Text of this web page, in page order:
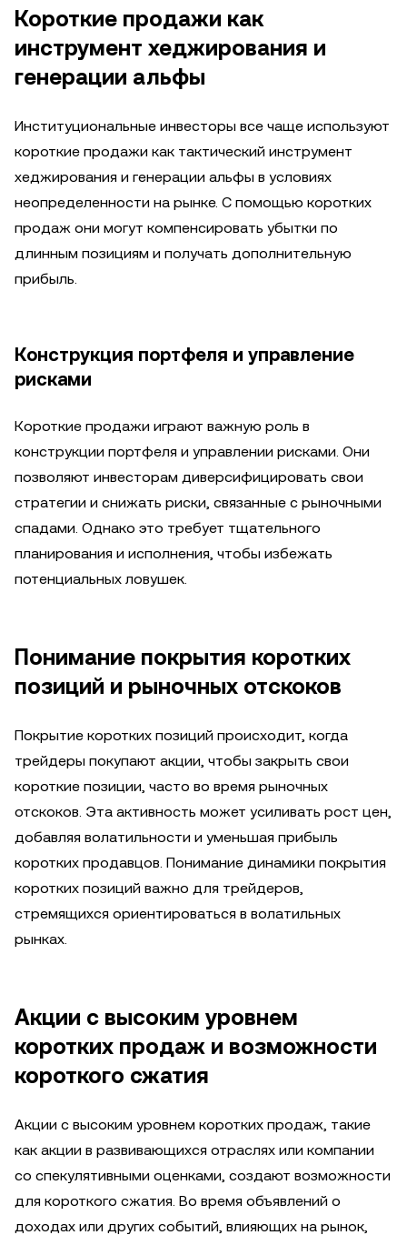
Короткие продажи как
инструмент хеджирования и
генерации альфы
Институциональные инвесторы все чаще используют
короткие продажи как тактический инструмент
хеджирования и генерации альфы в условиях
неопределенности на рынке. С помощью коротких
продаж они могут компенсировать убытки по
длинным позициям и получать дополнительную
прибыль.
Конструкция портфеля и управление
рисками
Короткие продажи играют важную роль в
конструкции портфеля и управлении рисками. Они
позволяют инвесторам диверсифицировать свои
стратегии и снижать риски, связанные с рыночными
спадами. Однако это требует тщательного
планирования и исполнения, чтобы избежать
потенциальных ловушек.
Понимание покрытия коротких
позиций и рыночных отскоков
Покрытие коротких позиций происходит, когда
трейдеры покупают акции, чтобы закрыть свои
короткие позиции, часто во время рыночных
отскоков. Эта активность может усиливать рост цен,
добавляя волатильности и уменьшая прибыль
коротких продавцов. Понимание динамики покрытия
коротких позиций важно для трейдеров,
стремящихся ориентироваться в волатильных
рынках.
Акции с высоким уровнем
коротких продаж и возможности
короткого сжатия
Акции с высоким уровнем коротких продаж, такие
как акции в развивающихся отраслях или компании
со спекулятивными оценками, создают возможности
для короткого сжатия. Во время объявлений о
доходах или других событий, влияющих на рынок,